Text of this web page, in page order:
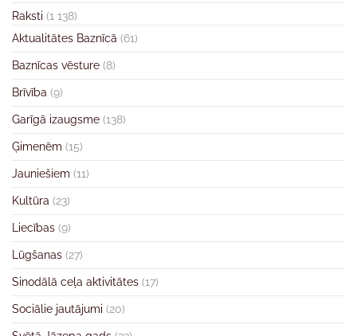
Raksti (1 138)
Aktualitātes Baznīcā (61)
Baznīcas vēsture (8)
Brīvība (9)
Garīgā izaugsme (138)
Ģimenēm (15)
Jauniešiem (11)
Kultūra (23)
Liecības (9)
Lūgšanas (27)
Sinodālā ceļa aktivitātes (17)
Sociālie jautājumi (20)